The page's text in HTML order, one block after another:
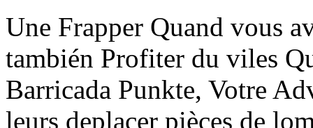
Une Frapper Quand vous
también Profiter du viles
Barricada Punkte, Votre
leurs deplacer pièces de